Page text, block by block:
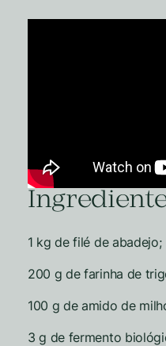
1 kg de filé de abadejo;
200 g de farinha de
100 g de amido de
3 g de fermento